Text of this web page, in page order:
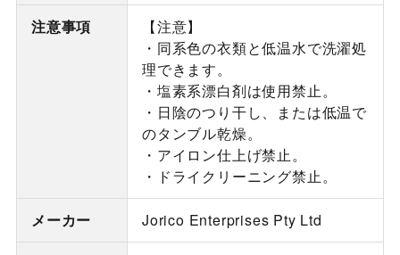
注意事項
【注意】
・同系色の衣類と低温水で洗濯処
理できます。
・塩素系漂白剤は使用禁止。
・日陰のつり干し、または低温で
のタンブル乾燥。
・アイロン仕上げ禁止。
・ドライクリーニング禁止。
メーカー Jorico Enterprises Pty Ltd